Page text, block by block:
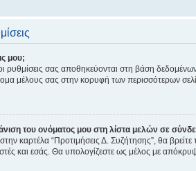
μου;
ρυθμίσεις σας αποθηκεύονται στη βάση
μέλους σας στην κορυφή των περισσότερων
του ονόματος μου στη λίστα μελών σε
καρτέλα “Προτιμήσεις Δ. Συζήτησης”, θα βρείτε
και εσάς. Θα υπολογίζεστε ως μέλος με